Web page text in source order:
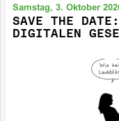
Samstag, 3. Oktober
SAVE THE
DIGITALEN